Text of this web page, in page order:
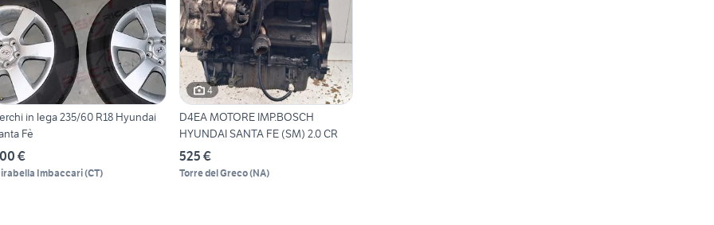
in lega 235/60 R18 Hyundai
Fè
€
Imbaccari(CT)
4
D4EA MOTORE IMP.BOSCH
HYUNDAI SANTA FE (SM) 2.0 CR
525 €
Torre del Greco(NA)